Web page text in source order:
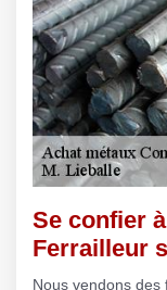
Se confier
Ferrailleur
Nous vendons